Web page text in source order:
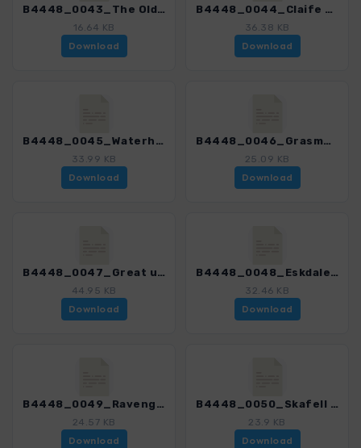
B4448_0043_The Old Man of Coniston_4448_1.gpx
16.64 KB
Download
B4448_0044_Claife Heights und Windermere_4448_1.gpx
36.38 KB
Download
B4448_0045_Waterhead und Wansfell Pike_4448_1.gpx
33.99 KB
Download
B4448_0046_Grasmere und Rydal Water_4448_1.gpx
25.09 KB
Download
B4448_0047_Great und Little Langdale_4448_1.gpx
44.95 KB
Download
B4448_0048_Eskdale_4448_1.gpx
32.46 KB
Download
B4448_0049_Ravenglass_4448_1.gpx
24.57 KB
Download
B4448_0050_Skafell Pike_4448_1.gpx
23.9 KB
Download